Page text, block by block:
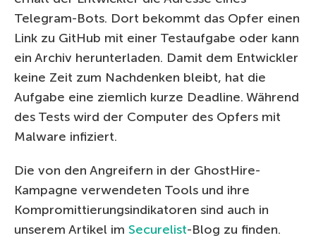
Telegram-Bots. Dort bekommt das Opfer einen
Link zu GitHub mit einer Testaufgabe oder kann
ein Archiv herunterladen. Damit dem Entwickler
keine Zeit zum Nachdenken bleibt, hat die
Aufgabe eine ziemlich kurze Deadline. Während
des Tests wird der Computer des Opfers mit
Malware infiziert.
Die von den Angreifern in der GhostHire-
Kampagne verwendeten Tools und ihre
Kompromittierungsindikatoren sind auch in
unserem Artikel im Securelist-Blog zu finden.